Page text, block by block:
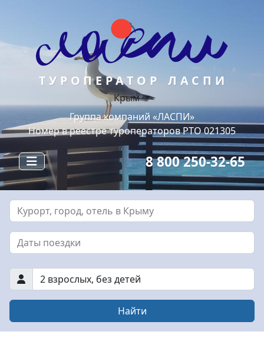
ТУРОПЕРАТОР ЛАСПИ
Крым
Группа компаний «ЛАСПИ»
Номер в реестре туроператоров РТО 021305
8 800 250-32-65
Курорт, город, отель в Крыму
Даты поездки
2 взрослых, без детей
Найти